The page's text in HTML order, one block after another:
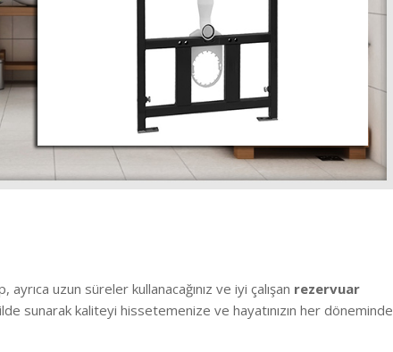
uzun süreler kullanacağınız ve iyi çalışan rezervuar
sunarak kaliteyi hissetemenize ve hayatınızın her döneminde